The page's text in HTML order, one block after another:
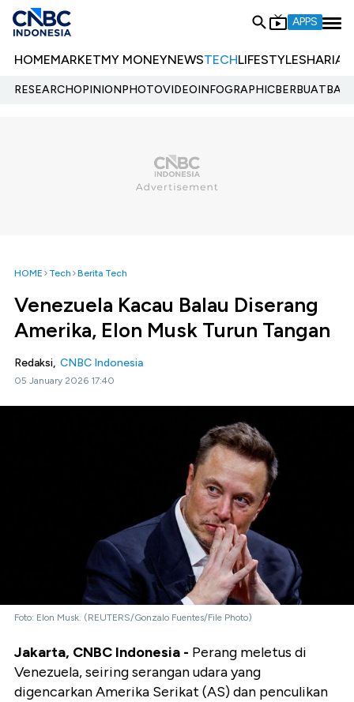
APPS
HOMEMARKETMY MONEYNEWSTECHLIFESTYLESHARIA
RESEARCHOPINIONPHOTOVIDEOINFOGRAPHIC
HOME Tech Berita Tech
Venezuela Kacau Balau Diserang
Amerika, Elon Musk Turun Tangan
Redaksi, CNBC Indonesia
05 January 2026 17:40
Foto: Elon Musk. (REUTERS/Gonzalo Fuentes/File Photo)
Jakarta, CNBC Indonesia - Perang meletus di
Venezuela, seiring serangan udara yang
digencarkan Amerika Serikat (AS) dan penculikan